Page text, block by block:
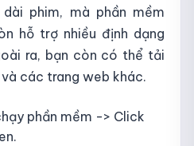
phim, mà phần mềm
hỗ trợ nhiều định dạng
ra, bạn còn có thể tải
các trang web khác.
phần mềm -> Click